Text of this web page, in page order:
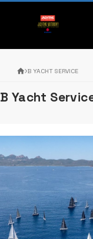
B YACHT SERVICE
B Yacht